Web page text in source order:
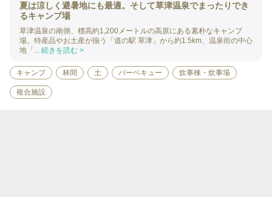
夏は涼しく避暑地にも最適。そして草津温泉でまったりでき
るキャンプ場
草津温泉の南側、標高約1,200メートルの高原にある素朴なキャンプ
場。特産品やお土産が揃う「道の駅 草津」から約1.5km、温泉街の中心
地「... 続きを読む >
キャンプ 林間 土 バーベキュー 炊事棟・炊事場
複合施設